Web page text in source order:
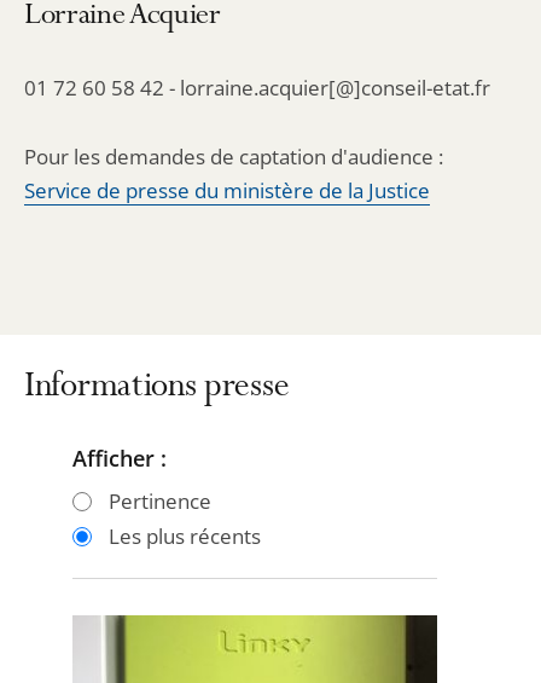
Lorraine Acquier
01 72 60 58 42 - lorraine.acquier[@]conseil-etat.fr
Pour les demandes de captation d'audience :
Service de presse du ministère de la Justice
Informations presse
Passer
filtres
Passer
filtres
Afficher :
Pertinence
Les plus récents